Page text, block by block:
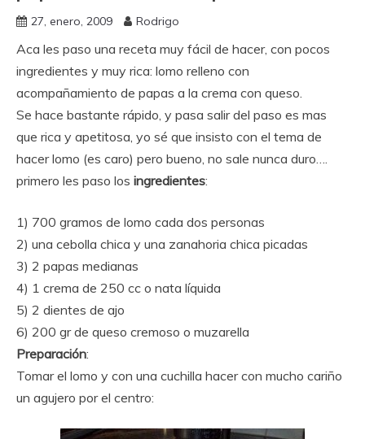
27, enero, 2009 Rodrigo
Aca les paso una receta muy fácil de hacer, con pocos
ingredientes y muy rica: lomo relleno con
acompañamiento de papas a la crema con queso.
Se hace bastante rápido, y pasa salir del paso es mas
que rica y apetitosa, yo sé que insisto con el tema de
hacer lomo (es caro) pero bueno, no sale nunca duro….
primero les paso los ingredientes:
1) 700 gramos de lomo cada dos personas
2) una cebolla chica y una zanahoria chica picadas
3) 2 papas medianas
4) 1 crema de 250 cc o nata líquida
5) 2 dientes de ajo
6) 200 gr de queso cremoso o muzarella
Preparación:
Tomar el lomo y con una cuchilla hacer con mucho cariño
un agujero por el centro: